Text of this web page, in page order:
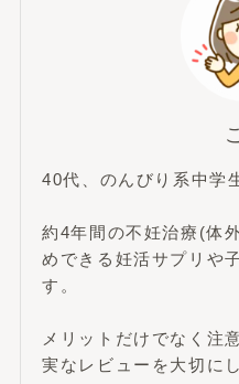
40代、のんびり系中学
約4年間の不妊治療(体
めできる妊活サプリや
す。
メリットだけでなく注
実なレビューを大切に